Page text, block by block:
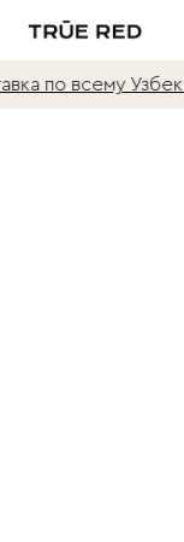
по всему